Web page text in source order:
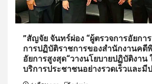
”สัญจัย จันทร์ผ่อง “ผู้ตรวจการอัยกา
การปฏิบัติราชการของสำนักงานคดี
อัยการสูงสุด“วางนโยบายปฏิบัติงาน
บริการประชาชนอย่างรวดเร็วและมี